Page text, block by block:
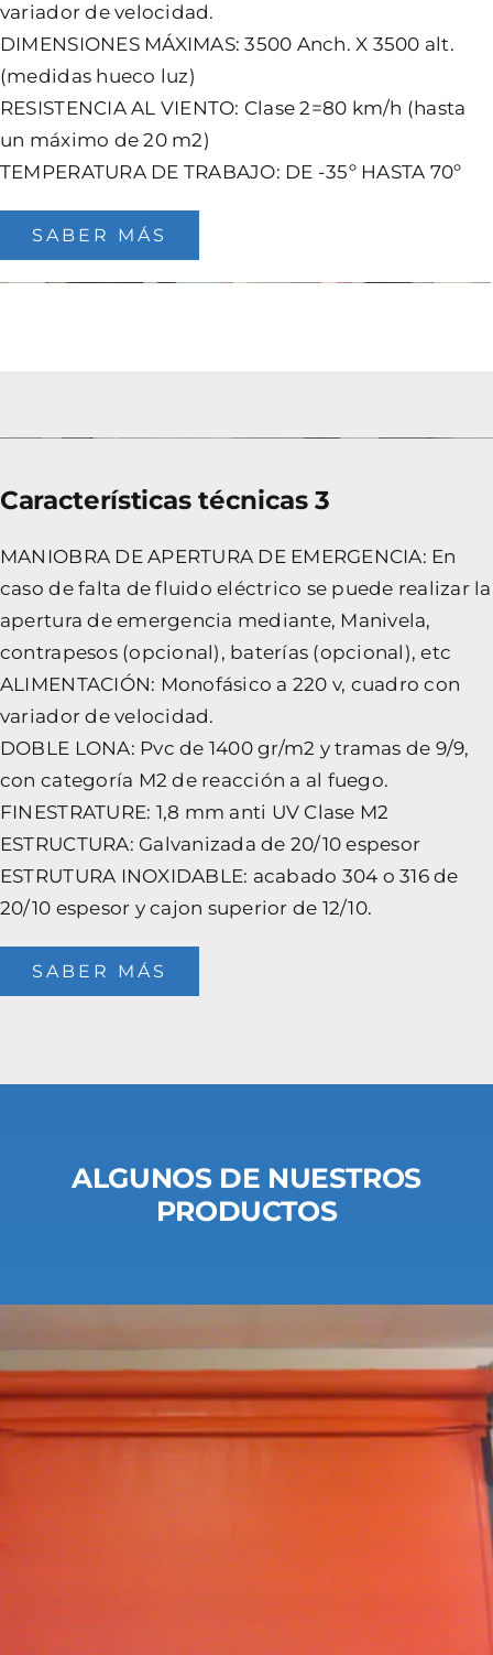
variador de velocidad.
DIMENSIONES MÁXIMAS: 3500 Anch. X 3500 alt.
(medidas hueco luz)
RESISTENCIA AL VIENTO: Clase 2=80 km/h (hasta
un máximo de 20 m2)
TEMPERATURA DE TRABAJO: DE -35º HASTA 70º
SABER MÁS
Características técnicas 3
MANIOBRA DE APERTURA DE EMERGENCIA: En
caso de falta de fluido eléctrico se puede realizar la
apertura de emergencia mediante, Manivela,
contrapesos (opcional), baterías (opcional), etc
ALIMENTACIÓN: Monofásico a 220 v, cuadro con
variador de velocidad.
DOBLE LONA: Pvc de 1400 gr/m2 y tramas de 9/9,
con categoría M2 de reacción a al fuego.
FINESTRATURE: 1,8 mm anti UV Clase M2
ESTRUCTURA: Galvanizada de 20/10 espesor
ESTRUTURA INOXIDABLE: acabado 304 o 316 de
20/10 espesor y cajon superior de 12/10.
SABER MÁS
ALGUNOS DE NUESTROS
PRODUCTOS